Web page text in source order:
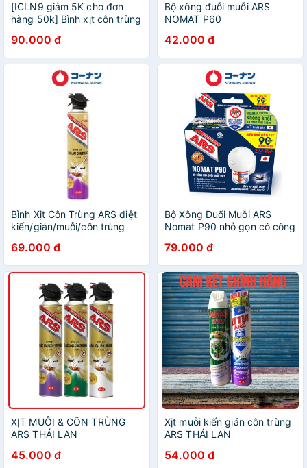
[ICLN9 giảm 5K cho đơn
hàng 50k] Bình xịt côn trùng
Hàng Chính Hãng
90.000 đ
Bộ xông đuỗi muỗi ARS
NOMAT P60
42.000 đ
Bình Xịt Côn Trùng ARS diệt
kiến/gián/muỗi/côn trùng
600ml
69.000 đ
Bộ Xông Đuổi Muỗi ARS
Nomat P90 nhỏ gọn có công
45ml
79.000 đ
XỊT MUỖI & CÔN TRÙNG
ARS THÁI LAN
45.000 đ
Xịt muỗi kiến gián côn trùng
ARS THÁI LAN
54.000 đ